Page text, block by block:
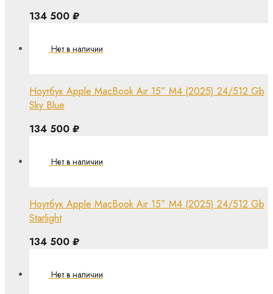
134 500 ₽
Ноутбук Apple MacBook Air 15” M4 (2025) 24/512 Gb
Sky Blue
134 500 ₽
Ноутбук Apple MacBook Air 15” M4 (2025) 24/512 Gb
Starlight
134 500 ₽